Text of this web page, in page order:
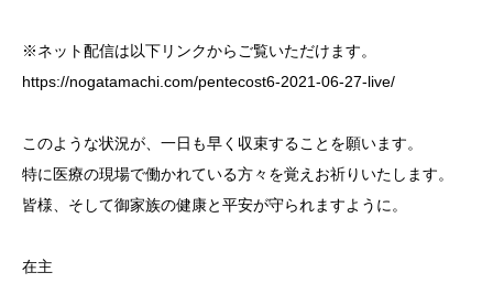
※ネット配信は以下リンクからご覧いただけます。
https://nogatamachi.com/pentecost6-2021-06-27-live/
このような状況が、一日も早く収束することを願います。
特に医療の現場で働かれている方々を覚えお祈りいたします。
皆様、そして御家族の健康と平安が守られますように。
在主